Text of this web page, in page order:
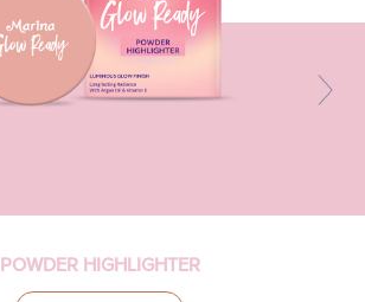
POWDER HIGHLIGHTER